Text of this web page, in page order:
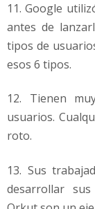
11. Google
antes de
tipos de
esos 6 tipos.
12. Tienen
usuarios.
roto.
13. Sus
desarrollar